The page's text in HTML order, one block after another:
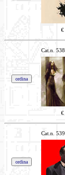
€
Cat.n. 538
€
Cat.n. 539